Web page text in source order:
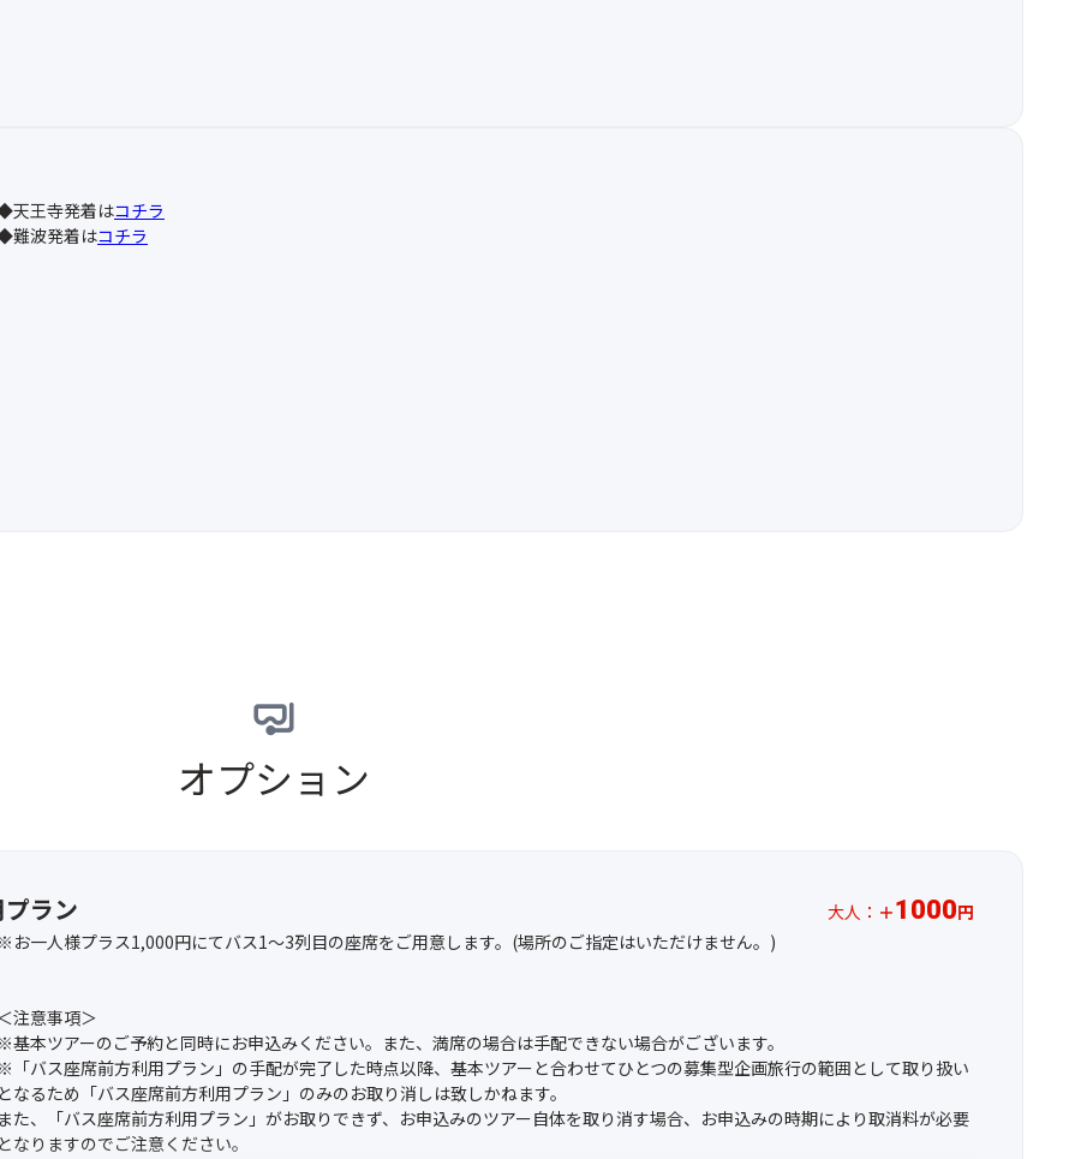
天王寺発着はコチラ
難波発着はコチラ
オプション
ラン 大人： ＋1000円
※お一人様プラス1,000円にてバス1～3列目の座席をご用意します。(場所のご指定はいただけません。)
注意事項＞
※基本ツアーのご予約と同時にお申込みください。また、満席の場合は手配できない場合がございます。
※「バス座席前方利用プラン」の手配が完了した時点以降、基本ツアーと合わせてひとつの募集型企画旅行の範囲として取り扱い
となるため「バス座席前方利用プラン」のみのお取り消しは致しかねます。
また、「バス座席前方利用プラン」がお取りできず、お申込みのツアー自体を取り消す場合、お申込みの時期により取消料が必要
となりますのでご注意ください。